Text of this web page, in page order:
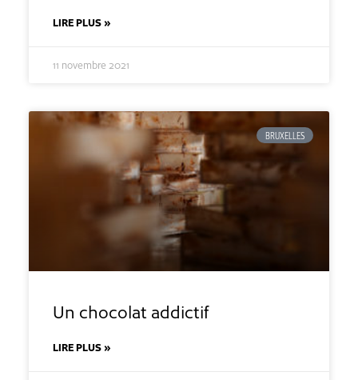
LIRE PLUS »
11 novembre 2021
BRUXELLES
Un chocolat addictif
LIRE PLUS »